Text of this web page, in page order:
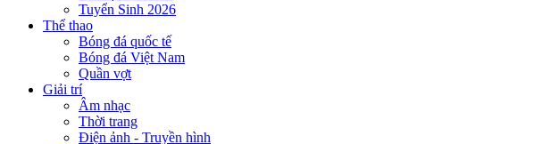
Tuyển Sinh 2026
Thể thao
Bóng đá quốc tế
Bóng đá Việt Nam
Quần vợt
Giải trí
Âm nhạc
Thời trang
Điện ảnh - Truyền hình